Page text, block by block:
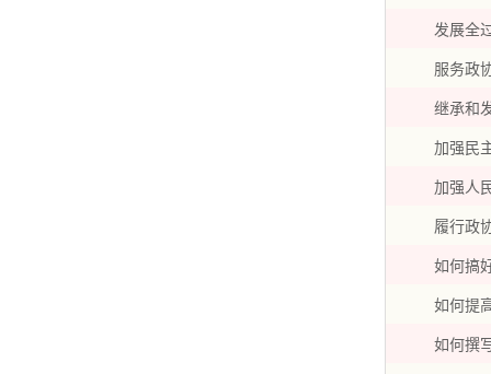
发展全
服务政
继承和
加强民
加强人
履行政
如何搞
如何提
如何撰